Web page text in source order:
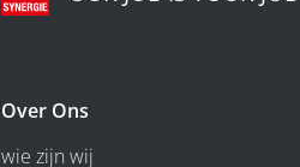
Over Ons
wie zijn wij